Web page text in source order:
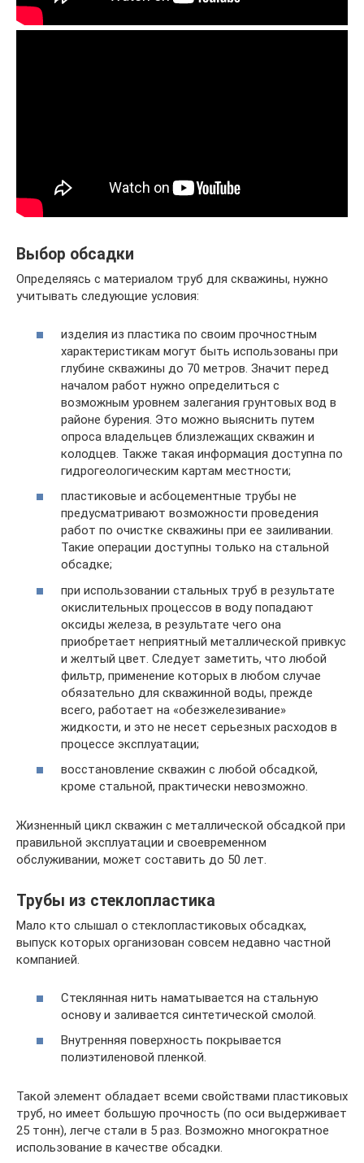
Выбор обсадки
Определяясь с материалом труб для скважины, нужно
учитывать следующие условия:
изделия из пластика по своим прочностным
характеристикам могут быть использованы при
глубине скважины до 70 метров. Значит перед
началом работ нужно определиться с
возможным уровнем залегания грунтовых вод в
районе бурения. Это можно выяснить путем
опроса владельцев близлежащих скважин и
колодцев. Также такая информация доступна по
гидрогеологическим картам местности;
пластиковые и асбоцементные трубы не
предусматривают возможности проведения
работ по очистке скважины при ее заиливании.
Такие операции доступны только на стальной
обсадке;
при использовании стальных труб в результате
окислительных процессов в воду попадают
оксиды железа, в результате чего она
приобретает неприятный металлической привкус
и желтый цвет. Следует заметить, что любой
фильтр, применение которых в любом случае
обязательно для скважинной воды, прежде
всего, работает на «обезжелезивание»
жидкости, и это не несет серьезных расходов в
процессе эксплуатации;
восстановление скважин с любой обсадкой,
кроме стальной, практически невозможно.
Жизненный цикл скважин с металлической обсадкой при
правильной эксплуатации и своевременном
обслуживании, может составить до 50 лет.
Трубы из стеклопластика
Мало кто слышал о стеклопластиковых обсадках,
выпуск которых организован совсем недавно частной
компанией.
Стеклянная нить наматывается на стальную
основу и заливается синтетической смолой.
Внутренняя поверхность покрывается
полиэтиленовой пленкой.
Такой элемент обладает всеми свойствами пластиковых
труб, но имеет большую прочность (по оси выдерживает
25 тонн), легче стали в 5 раз. Возможно многократное
использование в качестве обсадки.